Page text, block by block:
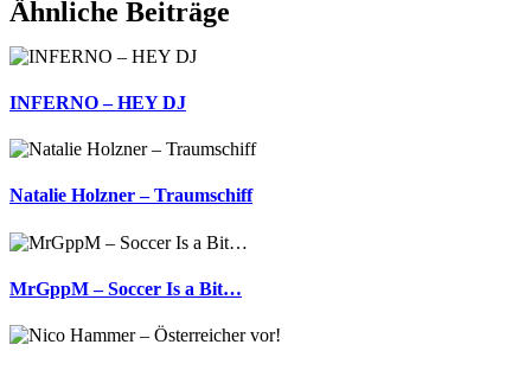
Facebook
X
Reddit
LinkedIn
WhatsApp
Telegram
Tumblr
Pinterest
Vk
Xing
E-
Mail
Ähnliche Beiträge
INFERNO – HEY DJ
Natalie Holzner – Traumschiff
MrGppM – Soccer Is a Bit…